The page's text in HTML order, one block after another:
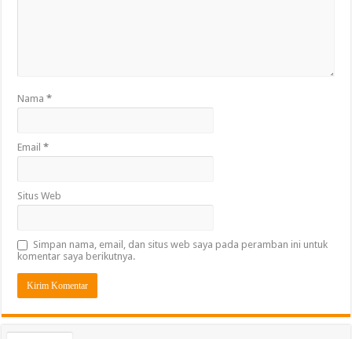
Nama*
Email*
Situs Web
Simpan nama, email, dan situs web saya pada peramban ini untuk
komentar saya berikutnya.